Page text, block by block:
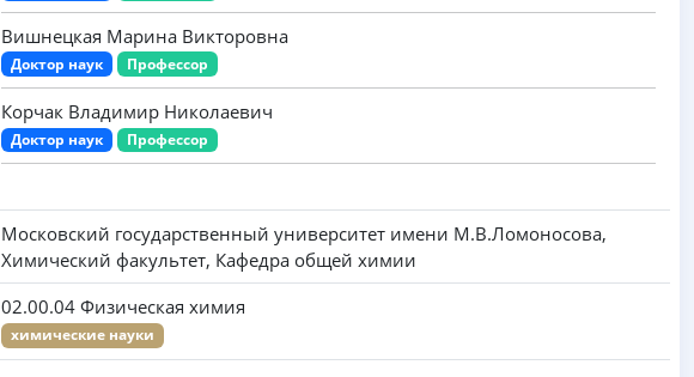
Вишнецкая Марина Викторовна
Доктор наук Профессор
Корчак Владимир Николаевич
Доктор наук Профессор
Московский государственный университет имени M.B.Ломоносова,
Химический факультет, Кафедра общей химии
02.00.04 Физическая химия
химические науки